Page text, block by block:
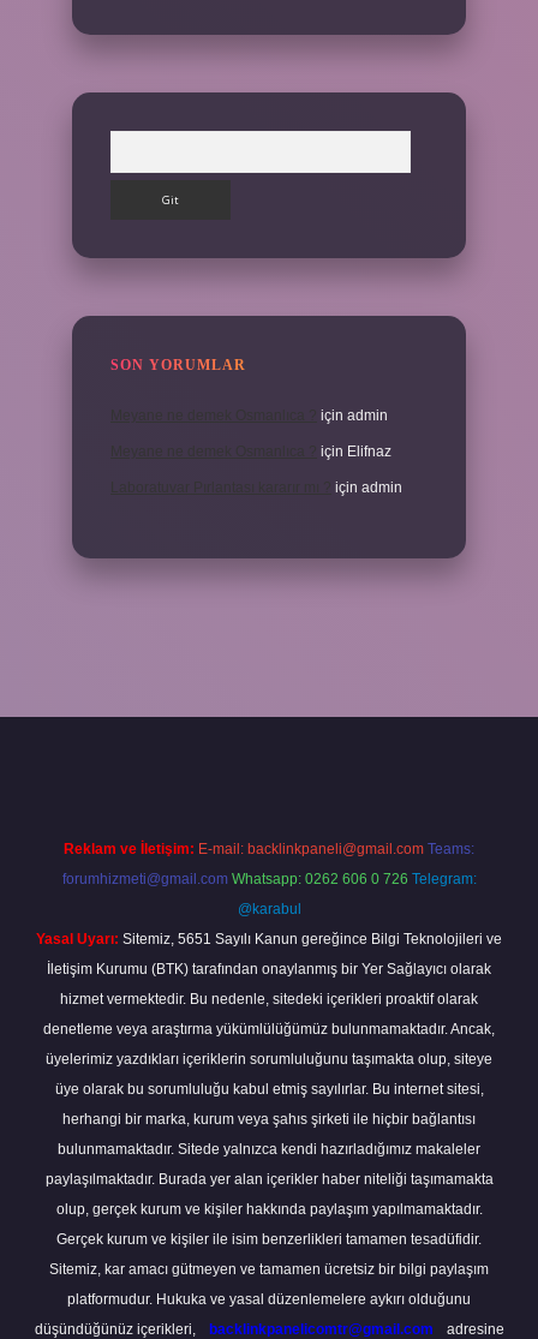
SON YORUMLAR
için admin
için Elifnaz
Laboratuvar Pırlantası kararır mı ? için admin
Reklam ve İletişim: E-mail: backlinkpaneli@gmail.com Teams:
forumhizmeti@gmail.com Whatsapp: 0262 606 0 726 Telegram:
@karabul
Yasal Uyarı: Sitemiz, 5651 Sayılı Kanun gereğince Bilgi Teknolojileri ve
İletişim Kurumu (BTK) tarafından onaylanmış bir Yer Sağlayıcı olarak
hizmet vermektedir. Bu nedenle, sitedeki içerikleri proaktif olarak
denetleme veya araştırma yükümlülüğümüz bulunmamaktadır. Ancak,
üyelerimiz yazdıkları içeriklerin sorumluluğunu taşımakta olup, siteye
üye olarak bu sorumluluğu kabul etmiş sayılırlar. Bu internet sitesi,
herhangi bir marka, kurum veya şahıs şirketi ile hiçbir bağlantısı
bulunmamaktadır. Sitede yalnızca kendi hazırladığımız makaleler
paylaşılmaktadır. Burada yer alan içerikler haber niteliği taşımamakta
olup, gerçek kurum ve kişiler hakkında paylaşım yapılmamaktadır.
Gerçek kurum ve kişiler ile isim benzerlikleri tamamen tesadüfidir.
Sitemiz, kar amacı gütmeyen ve tamamen ücretsiz bir bilgi paylaşım
platformudur. Hukuka ve yasal düzenlemelere aykırı olduğunu
düşündüğünüz içerikleri,
backlinkpanelicomtr@gmail.com adresine